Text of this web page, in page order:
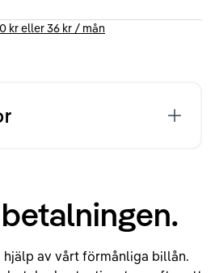
kreller36 kr / mån
hjälp av vårt förmånliga billån.